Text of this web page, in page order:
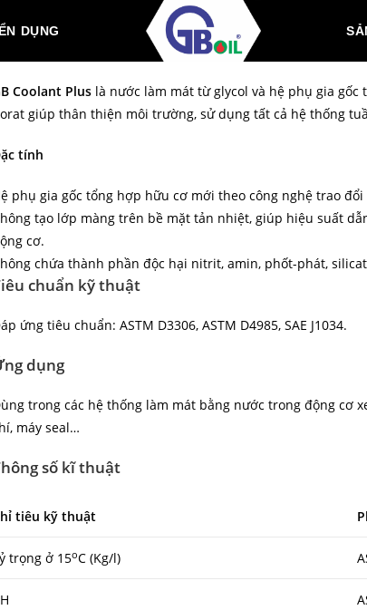
DỤNG
Coolant Plus là nước làm mát từ glycol và hệ phụ gia
giúp thân thiện môi trường, sử dụng tất cả hệ thống
tính
phụ gia gốc tổng hợp hữu cơ mới theo công nghệ trao
tạo lớp màng trên bề mặt tản nhiệt, giúp hiệu suất
cơ.
chứa thành phần độc hại nitrit, amin, phốt-phát,
chuẩn kỹ thuật
ứng tiêu chuẩn: ASTM D3306, ASTM D4985, SAE J1034.
dụng
trong các hệ thống làm mát bằng nước trong động cơ
máy seal…
số kĩ thuật
tiêu kỹ thuật
trọng ở 15oC (Kg/l)